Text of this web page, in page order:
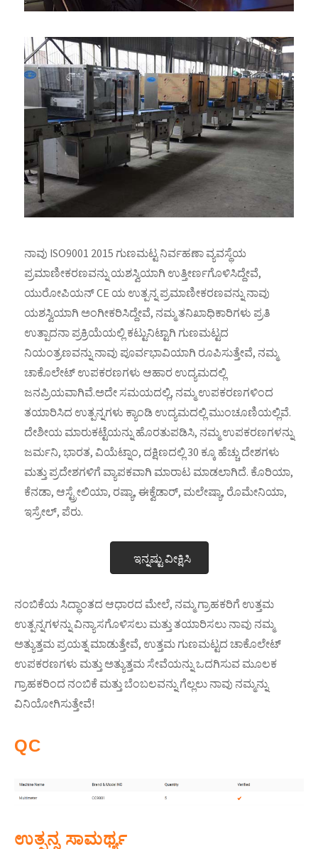
ನಾವು ISO9001 2015 ಗುಣಮಟ್ಟ ನಿರ್ವಹಣಾ ವ್ಯವಸ್ಥೆಯ
ಪ್ರಮಾಣೀಕರಣವನ್ನು ಯಶಸ್ವಿಯಾಗಿ ಉತ್ತೀರ್ಣಗೊಳಿಸಿದ್ದೇವೆ,
ಯುರೋಪಿಯನ್ CE ಯ ಉತ್ಪನ್ನ ಪ್ರಮಾಣೀಕರಣವನ್ನು ನಾವು
ಯಶಸ್ವಿಯಾಗಿ ಅಂಗೀಕರಿಸಿದ್ದೇವೆ, ನಮ್ಮ ತನಿಖಾಧಿಕಾರಿಗಳು ಪ್ರತಿ
ಉತ್ಪಾದನಾ ಪ್ರಕ್ರಿಯೆಯಲ್ಲಿ ಕಟ್ಟುನಿಟ್ಟಾಗಿ ಗುಣಮಟ್ಟದ
ನಿಯಂತ್ರಣವನ್ನು ನಾವು ಪೂರ್ವಭಾವಿಯಾಗಿ ರೂಪಿಸುತ್ತೇವೆ, ನಮ್ಮ
ಚಾಕೊಲೇಟ್ ಉಪಕರಣಗಳು ಆಹಾರ ಉದ್ಯಮದಲ್ಲಿ
ಜನಪ್ರಿಯವಾಗಿವೆ.ಅದೇ ಸಮಯದಲ್ಲಿ, ನಮ್ಮ ಉಪಕರಣಗಳಿಂದ
ತಯಾರಿಸಿದ ಉತ್ಪನ್ನಗಳು ಕ್ಯಾಂಡಿ ಉದ್ಯಮದಲ್ಲಿ ಮುಂಚೂಣಿಯಲ್ಲಿವೆ.
ದೇಶೀಯ ಮಾರುಕಟ್ಟೆಯನ್ನು ಹೊರತುಪಡಿಸಿ, ನಮ್ಮ ಉಪಕರಣಗಳನ್ನು
ಜರ್ಮನಿ, ಭಾರತ, ವಿಯೆಟ್ನಾಂ, ದಕ್ಷಿಣದಲ್ಲಿ 30 ಕ್ಕೂ ಹೆಚ್ಚು ದೇಶಗಳು
ಮತ್ತು ಪ್ರದೇಶಗಳಿಗೆ ವ್ಯಾಪಕವಾಗಿ ಮಾರಾಟ ಮಾಡಲಾಗಿದೆ. ಕೊರಿಯಾ,
ಕೆನಡಾ, ಆಸ್ಟ್ರೇಲಿಯಾ, ರಷ್ಯಾ, ಈಕ್ವೆಡಾರ್, ಮಲೇಷ್ಯಾ, ರೊಮೇನಿಯಾ,
ಇಸ್ರೇಲ್, ಪೆರು.
ಇನ್ನಷ್ಟು ವೀಕ್ಷಿಸಿ
ನಂಬಿಕೆಯ ಸಿದ್ಧಾಂತದ ಆಧಾರದ ಮೇಲೆ, ನಮ್ಮ ಗ್ರಾಹಕರಿಗೆ ಉತ್ತಮ
ಉತ್ಪನ್ನಗಳನ್ನು ವಿನ್ಯಾಸಗೊಳಿಸಲು ಮತ್ತು ತಯಾರಿಸಲು ನಾವು ನಮ್ಮ
ಅತ್ಯುತ್ತಮ ಪ್ರಯತ್ನ ಮಾಡುತ್ತೇವೆ, ಉತ್ತಮ ಗುಣಮಟ್ಟದ ಚಾಕೊಲೇಟ್
ಉಪಕರಣಗಳು ಮತ್ತು ಅತ್ಯುತ್ತಮ ಸೇವೆಯನ್ನು ಒದಗಿಸುವ ಮೂಲಕ
ಗ್ರಾಹಕರಿಂದ ನಂಬಿಕೆ ಮತ್ತು ಬೆಂಬಲವನ್ನು ಗೆಲ್ಲಲು ನಾವು ನಮ್ಮನ್ನು
ವಿನಿಯೋಗಿಸುತ್ತೇವೆ!
QC
ಉತ್ಪನ್ನ ಸಾಮರ್ಥ್ಯ